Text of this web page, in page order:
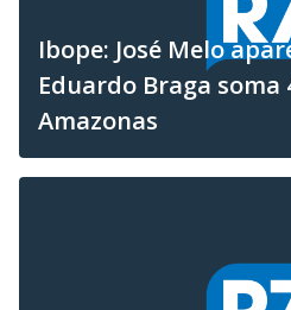
Ibope: José Melo
Eduardo Braga soma
Amazonas